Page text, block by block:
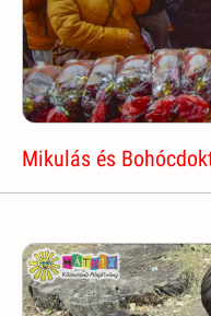
Mikulás és